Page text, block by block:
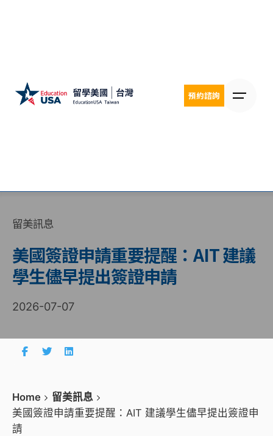
預約諮詢
留美訊息
美國簽證申請重要提醒：AIT 建議
學生儘早提出簽證申請
2026-07-07
Home
留美訊息
美國簽證申請重要提醒：AIT 建議學生儘早提出簽證申
請